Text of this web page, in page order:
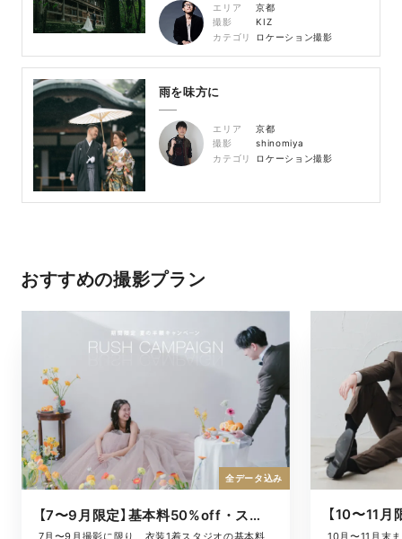
エリア
京都
撮影
KIZ
カテゴリ
ロケーション撮影
雨を味方に
エリア
京都
撮影
shinomiya
カテゴリ
ロケーション撮影
おすすめの撮影プラン
【7〜9月限定】基本料50%off・スタジオキャンペーン
7月〜9月撮影に限り、衣装1着スタジオの基本料
全データ込み
10月〜11月末